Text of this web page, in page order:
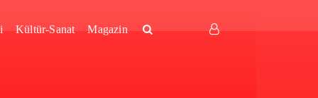
Kültür-Sanat Magazin